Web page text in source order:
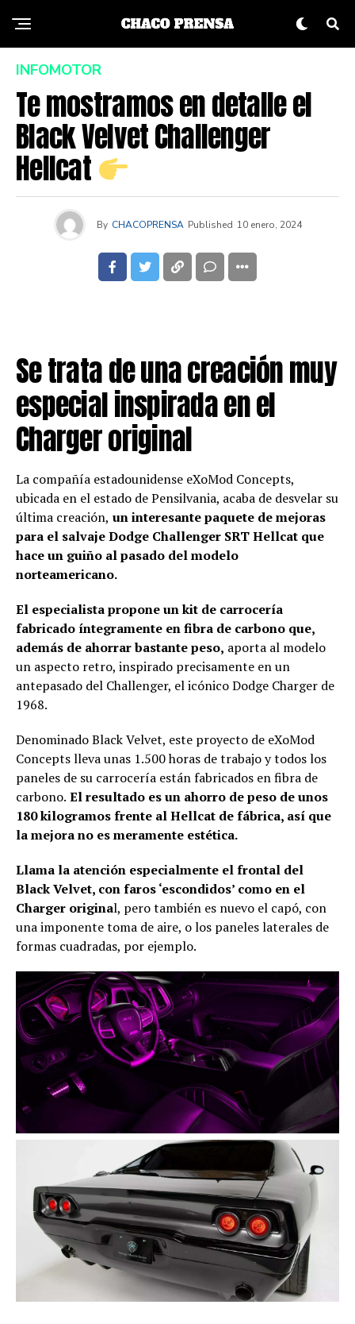
INFOMOTOR
Te mostramos en detalle el
Black Velvet Challenger
Hellcat
By CHACOPRENSA Published 10 enero, 2024
Se trata de una creación muy
especial inspirada en el
Charger original
La compañía estadounidense eXoMod Concepts,
ubicada en el estado de Pensilvania, acaba de desvelar su
última creación, un interesante paquete de mejoras
para el salvaje Dodge Challenger SRT Hellcat que
hace un guiño al pasado del modelo
norteamericano.
El especialista propone un kit de carrocería
fabricado íntegramente en fibra de carbono que,
además de ahorrar bastante peso, aporta al modelo
un aspecto retro, inspirado precisamente en un
antepasado del Challenger, el icónico Dodge Charger de
1968.
Denominado Black Velvet, este proyecto de eXoMod
Concepts lleva unas 1.500 horas de trabajo y todos los
paneles de su carrocería están fabricados en fibra de
carbono. El resultado es un ahorro de peso de unos
180 kilogramos frente al Hellcat de fábrica, así que
la mejora no es meramente estética.
Llama la atención especialmente el frontal del
Black Velvet, con faros ‘escondidos’ como en el
Charger original, pero también es nuevo el capó, con
una imponente toma de aire, o los paneles laterales de
formas cuadradas, por ejemplo.